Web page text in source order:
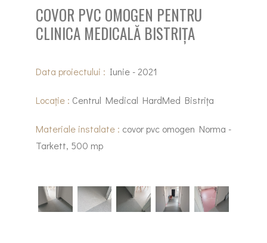
COVOR PVC OMOGEN PENTRU
CLINICA MEDICALĂ BISTRIȚA
Data proiectului : Iunie - 2021
Locație : Centrul Medical HardMed Bistrița
Materiale instalate : covor pvc omogen Norma -
Tarkett, 500 mp